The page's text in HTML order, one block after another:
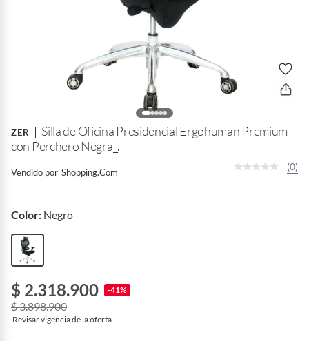
ZER
Silla de Oficina Presidencial Ergohuman Premium
con Perchero Negra_.
Vendido por Shopping.com
(0)
Color: Negro
$ 2.318.900 -41%
$ 3.898.900
Revisar vigencia de la oferta